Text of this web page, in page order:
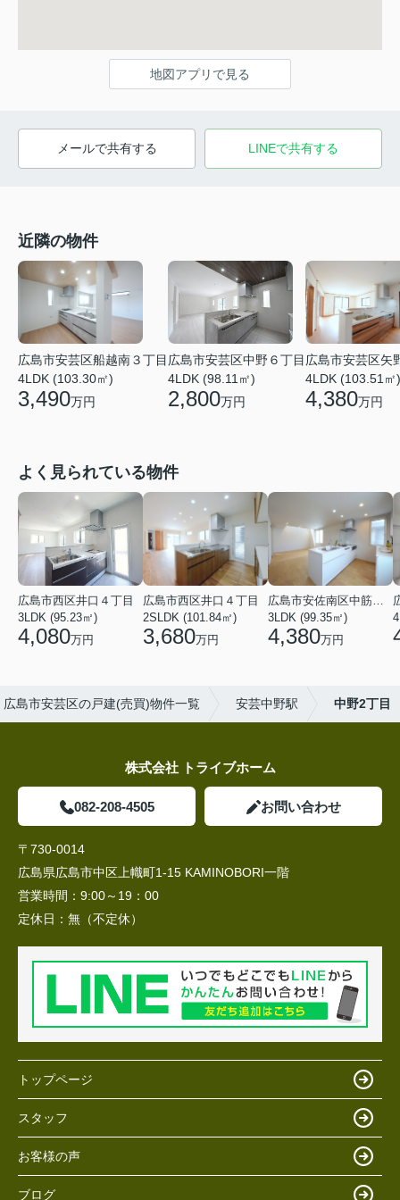
地図アプリで見る
メールで共有する LINEで共有する
近隣の物件
広島市安芸区船越南３丁目
4LDK (103.30㎡)
3,490万円
広島市安芸区中野６丁目
4LDK (98.11㎡)
2,800万円
広島市安芸区矢
4LDK (103.51㎡)
4,380万円
よく見られている物件
広島市西区井口４丁目
3LDK (95.23㎡)
4,080万円
広島市西区井口４丁目
2SLDK (101.84㎡)
3,680万円
3LDK (99.35㎡)
4,380万円
広島市安芸区の戸建(売買)物件一覧 安芸中野駅 中野2丁目
株式会社 トライブホーム
082-208-4505 お問い合わせ
〒730-0014
広島県広島市中区上幟町1-15 KAMINOBORI一階
営業時間： 9:00～19：00
定休日： 無（不定休）
トップページ
スタッフ
お客様の声
ブログ